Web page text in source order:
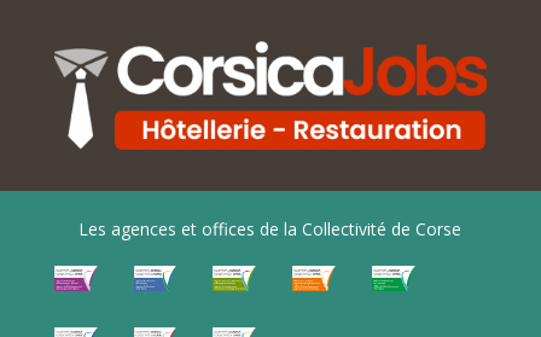
Les agences et offices de la Collectivité de Corse